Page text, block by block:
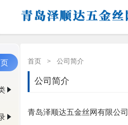
首页 > 公司简介
公司简介
青岛泽顺达五金丝网有限公